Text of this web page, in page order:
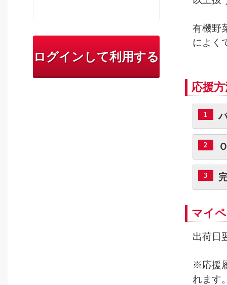
ログインして利用する
有機野
によく
応援
1
2
3
マイ
出荷日
※応援
れます